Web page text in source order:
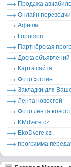
Продажа
Онлайн
Афиша
Гороскоп
Партнёрская
Доска объявлений
Карта сайта
Фото хостинг
Закладки для
Лента новостей
Фото лента
KMdvere.cz
EkoDvere.cz
программа